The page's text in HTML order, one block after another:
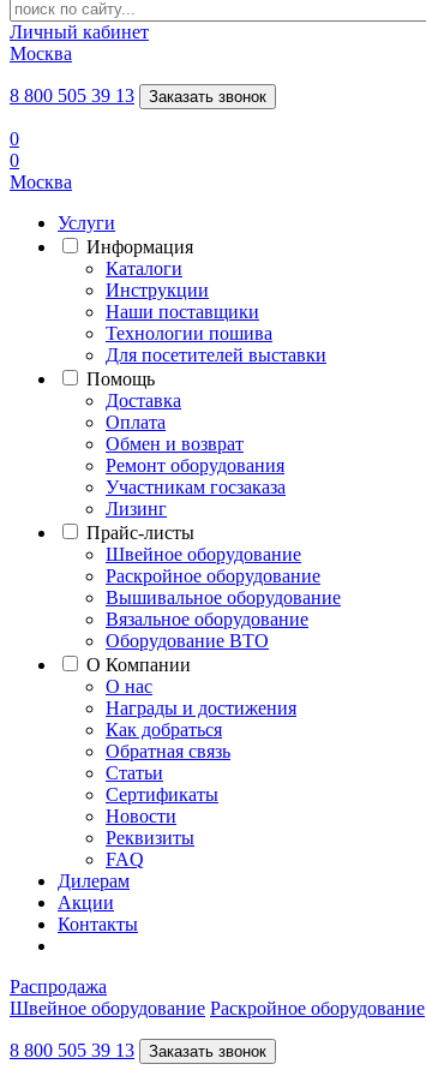
Личный кабинет
Москва
8 800 505 39 13 Заказать звонок
0
0
Москва
Услуги
Информация
Каталоги
Инструкции
Наши поставщики
Технологии пошива
Для посетителей выставки
Помощь
Доставка
Оплата
Обмен и возврат
Ремонт оборудования
Участникам госзаказа
Лизинг
Прайс-листы
Швейное оборудование
Раскройное оборудование
Вышивальное оборудование
Вязальное оборудование
Оборудование ВТО
О Компании
О нас
Награды и достижения
Как добраться
Обратная связь
Статьи
Сертификаты
Новости
Реквизиты
FAQ
Дилерам
Акции
Контакты
Распродажа
Швейное оборудование Раскройное оборудование
8 800 505 39 13 Заказать звонок